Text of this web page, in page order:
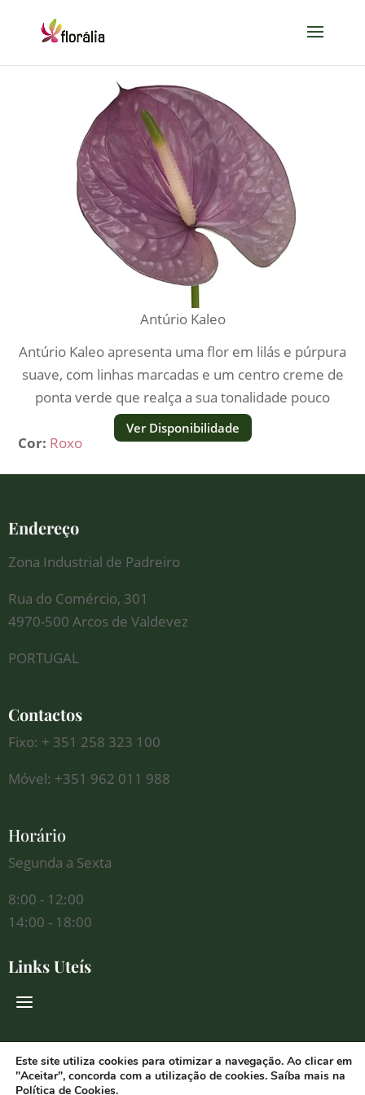
Antúrio Kaleo
Antúrio Kaleo apresenta uma flor em lilás e púrpura
suave, com linhas marcadas e um centro creme de
ponta verde que realça a sua tonalidade pouco
comum.
Cor: Roxo
Ver Disponibilidade
Endereço
Zona Industrial de Padreiro
Rua do Comércio, 301
4970-500 Arcos de Valdevez
PORTUGAL
Contactos
Fixo: + 351 258 323 100
Móvel: +351 962 011 988
Horário
Segunda a Sexta
8:00 - 12:00
14:00 - 18:00
Links Uteís
Redes Sociais
Este site utiliza cookies para otimizar a navegação. Ao clicar em
"Aceitar", concorda com a utilização de cookies. Saíba mais na
Política de Cookies.